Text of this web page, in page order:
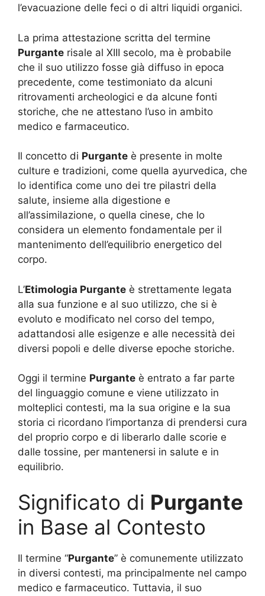
l’evacuazione delle feci o di altri liquidi organici.
La prima attestazione scritta del termine
Purgante risale al XIII secolo, ma è probabile
che il suo utilizzo fosse già diffuso in epoca
precedente, come testimoniato da alcuni
ritrovamenti archeologici e da alcune fonti
storiche, che ne attestano l’uso in ambito
medico e farmaceutico.
Il concetto di Purgante è presente in molte
culture e tradizioni, come quella ayurvedica, che
lo identifica come uno dei tre pilastri della
salute, insieme alla digestione e
all’assimilazione, o quella cinese, che lo
considera un elemento fondamentale per il
mantenimento dell’equilibrio energetico del
corpo.
L’Etimologia Purgante è strettamente legata
alla sua funzione e al suo utilizzo, che si è
evoluto e modificato nel corso del tempo,
adattandosi alle esigenze e alle necessità dei
diversi popoli e delle diverse epoche storiche.
Oggi il termine Purgante è entrato a far parte
del linguaggio comune e viene utilizzato in
molteplici contesti, ma la sua origine e la sua
storia ci ricordano l’importanza di prendersi cura
del proprio corpo e di liberarlo dalle scorie e
dalle tossine, per mantenersi in salute e in
equilibrio.
Significato di Purgante
in Base al Contesto
Il termine “Purgante” è comunemente utilizzato
in diversi contesti, ma principalmente nel campo
medico e farmaceutico. Tuttavia, il suo